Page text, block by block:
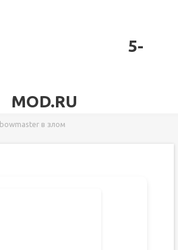
5-
MOD.RU
bowmaster в злом